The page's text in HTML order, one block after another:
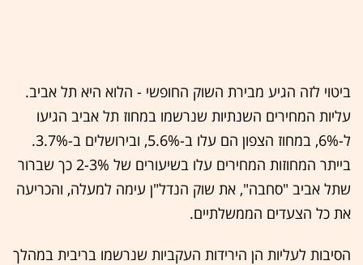
ביטוי לזה הגיע מבירת השוק החופשי - הלוא היא תל אביב.
עליות המחירים השנתיות שנרשמו במחוז תל אביב הגיעו
ל-6%, במחוז הצפון הם עלו ב-5.6%, ובירושלים ב-3.7%.
בייתר המחוזות המחירים עלו בשיעורים של 2-3% כך שברור
שתל אביב "סחבה", את שוק הנדל"ן עימה למעלה, והכריעה
את כל הצעדים הממשלתיים.
הסיבות לעליות הן הירידות העקביות שנרשמו בריבית במהלך